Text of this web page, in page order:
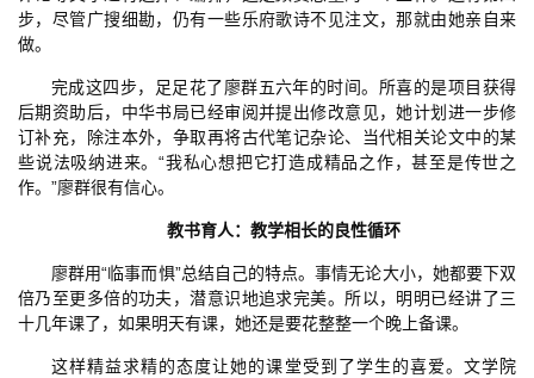
步，尽管广搜细勘，仍有一些乐府歌诗不见注文，那就由她亲自来
做。
完成这四步，足足花了廖群五六年的时间。所喜的是项目获得
后期资助后，中华书局已经审阅并提出修改意见，她计划进一步修
订补充，除注本外，争取再将古代笔记杂论、当代相关论文中的某
些说法吸纳进来。“我私心想把它打造成精品之作，甚至是传世之
作。”廖群很有信心。
教书育人：教学相长的良性循环
廖群用“临事而惧”总结自己的特点。事情无论大小，她都要下双
倍乃至更多倍的功夫，潜意识地追求完美。所以，明明已经讲了三
十几年课了，如果明天有课，她还是要花整整一个晚上备课。
这样精益求精的态度让她的课堂受到了学生的喜爱。文学院